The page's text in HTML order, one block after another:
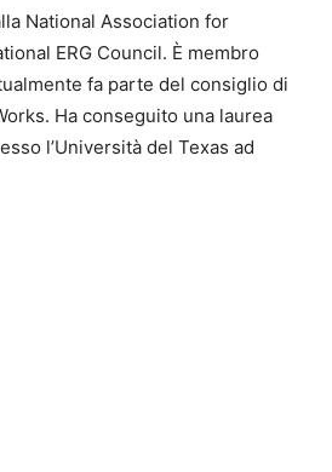
National Association for
ERG Council. È membro
fa parte del consiglio di
Ha conseguito una laurea
l’Università del Texas ad